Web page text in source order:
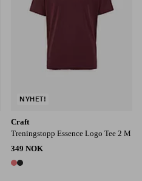
Craft
Treningstopp Essence Logo Tee 2 M
349 NOK
2 farger
NYHET!